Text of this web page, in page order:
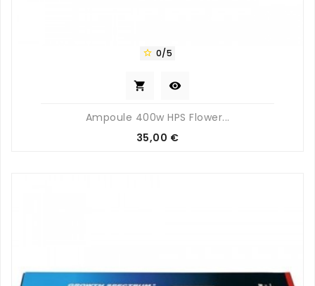
 0/5
 
Ampoule 400w HPS Flower...
Prix
35,00 €